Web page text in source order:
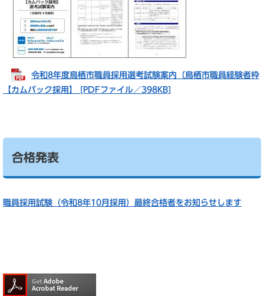
令和8年度鳥栖市職員採用選考試験案内〔鳥栖市職員経験者枠
【カムバック採用】 [PDFファイル／398KB]
合格発表
職員採用試験（令和8年10月採用）最終合格者をお知らせします